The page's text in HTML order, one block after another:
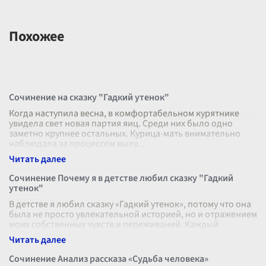
Похожее
Сочинение на сказку "Гадкий утенок"
Когда наступила весна, в комфортабельном курятнике
увидела свет новая партия яиц. Среди них было одно
заметно крупнее остальных. Курица-мать внимательно
наблюдала за процессом вылу...
Сочинение Почему я в детстве любил сказку "Гадкий
утенок"
В детстве я любил сказку «Гадкий утенок», потому что она
была не просто увлекательной историей, но и отражением
моих собственных чувств и переживаний. Каждый
ребенок, проходя через
Сочинение Анализ рассказа «Судьба человека»